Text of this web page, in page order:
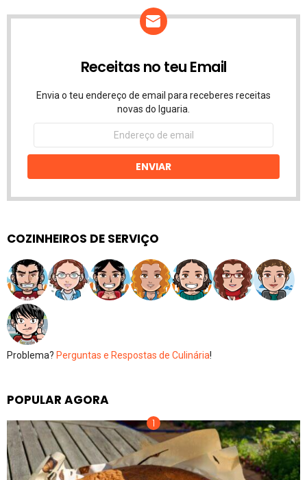
Receitas no teu Email
Envia o teu endereço de email para receberes receitas
novas do Iguaria.
Endereço
email
ENVIAR
COZINHEIROS DE SERVIÇO
Problema? Perguntas e Respostas de Culinária!
POPULAR AGORA